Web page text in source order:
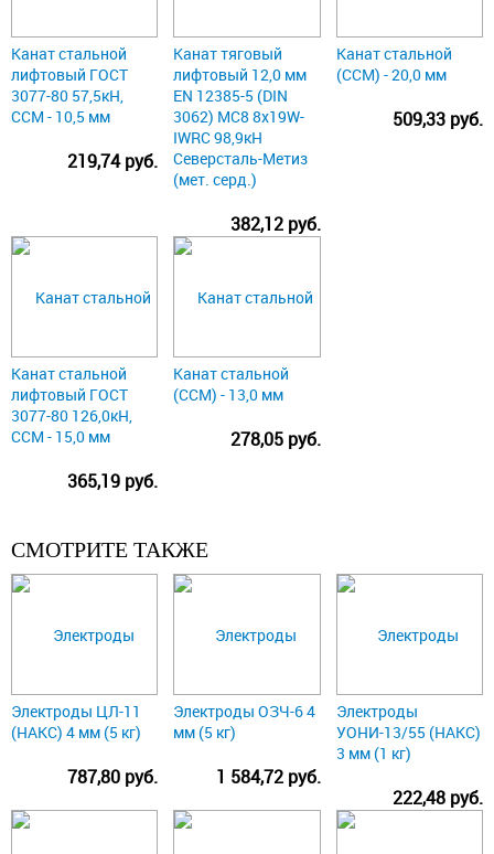
Канат стальной
лифтовый ГОСТ
3077-80 57,5кН,
ССМ - 10,5 мм
219,74 руб.
Канат тяговый
лифтовый 12,0 мм
EN 12385-5 (DIN
3062) МС8 8х19W-
IWRC 98,9кН
Северсталь-Метиз
(мет. cерд.)
382,12 руб.
Канат стальной
(ССМ) - 20,0 мм
509,33 руб.
Канат стальной
лифтовый ГОСТ
3077-80 126,0кН,
ССМ - 15,0 мм
365,19 руб.
Канат стальной
(ССМ) - 13,0 мм
278,05 руб.
СМОТРИТЕ ТАКЖЕ
Электроды ЦЛ-11
(НАКС) 4 мм (5 кг)
787,80 руб.
Электроды ОЗЧ-6 4
мм (5 кг)
1 584,72 руб.
Электроды
УОНИ-13/55 (НАКС)
3 мм (1 кг)
222,48 руб.